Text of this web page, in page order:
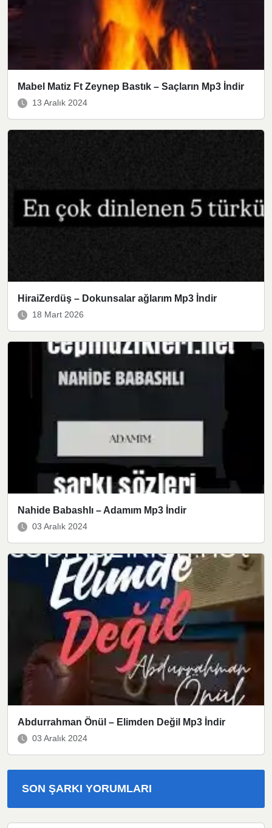
Mabel Matiz Ft Zeynep Bastık – Saçların Mp3 İndir
13 Aralık 2024
HiraiZerdüş – Dokunsalar ağlarım Mp3 İndir
18 Mart 2026
Nahide Babashlı – Adamım Mp3 İndir
03 Aralık 2024
Abdurrahman Önül – Elimden Değil Mp3 İndir
03 Aralık 2024
SON ŞARKI YORUMLARI